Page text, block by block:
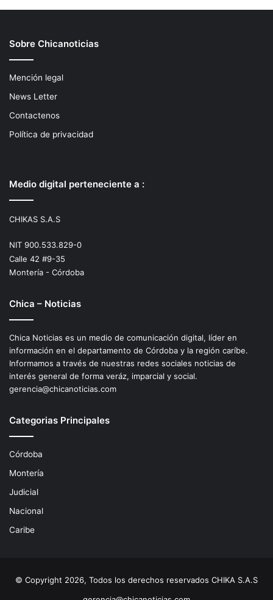
Sobre Chicanoticias
Mención legal
News Letter
Contactenos
Política de privacidad
Medio digital perteneciente a :
CHIKAS S.A.S
NIT 900.533.829-0
Calle 42 #9-35
Montería - Córdoba
Chica – Noticias
Chica Noticias es un medio de comunicación digital, líder en
información en el departamento de Córdoba y la región caríbe.
Informamos a través de nuestras redes sociales noticias de
interés general de forma veráz, imparcial y social.
gerencia@chicanoticias.com
Categorias Principales
Córdoba
Montería
Judicial
Nacional
Caribe
© Copyright 2026, Todos los derechos reservados CHIKA S.A.S